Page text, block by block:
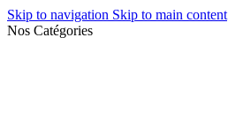
Skip to navigation Skip to main content
Nos Catégories